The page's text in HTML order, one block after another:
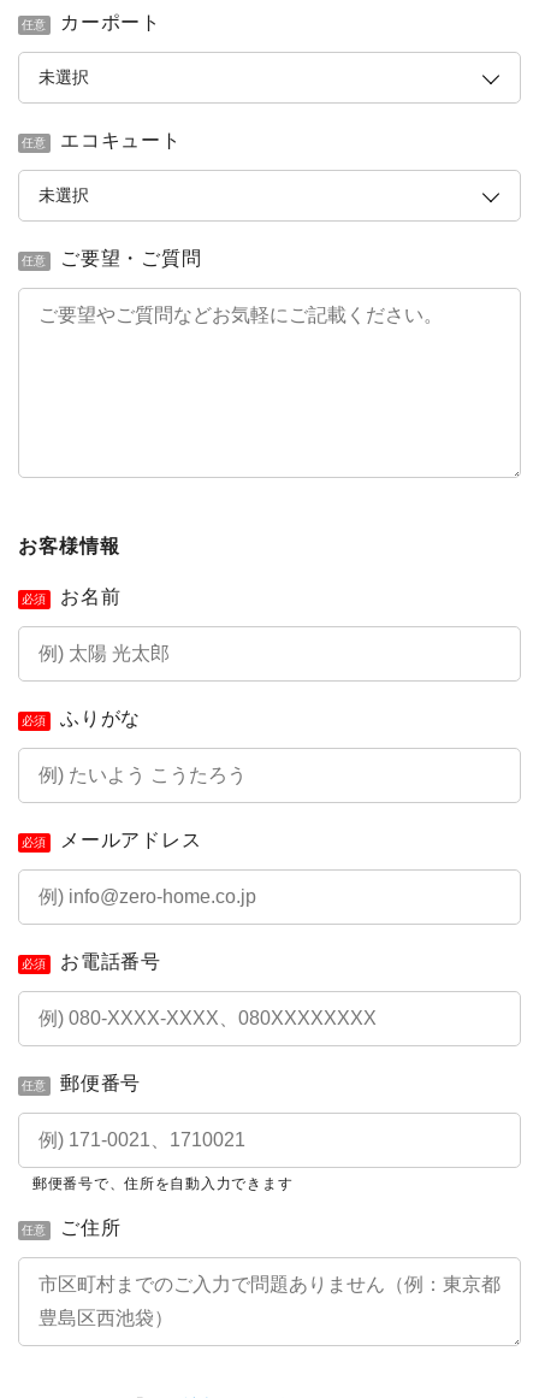
任意 カーポート
任意 エコキュート
任意 ご要望・ご質問
お客様情報
必須 お名前
必須 ふりがな
必須 メールアドレス
必須 お電話番号
任意 郵便番号
郵便番号で、住所を自動入力できます
任意 ご住所